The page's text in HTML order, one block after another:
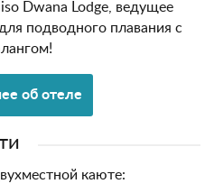
Dwana Lodge, ведущее
подводного плавания с
об отеле
каюте: